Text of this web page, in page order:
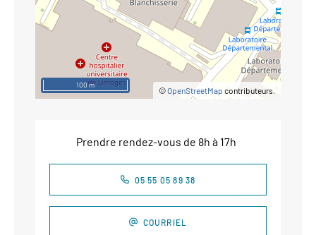
©OpenStreetMap contributeurs.
100 m
Prendre rendez-vous de 8h à 17h
05 55 05 89 38
COURRIEL